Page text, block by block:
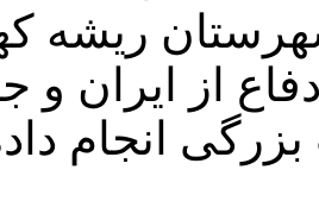
ریشه
از ایران و
انجام